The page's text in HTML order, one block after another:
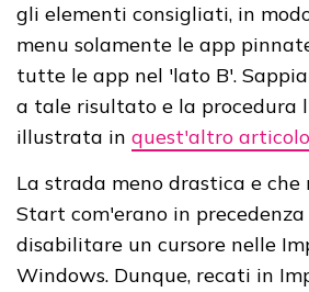
gli elementi consigliati, in
menu solamente le app
tutte le app nel 'lato B'.
a tale risultato e la procedura
illustrata in quest'altro articolo
La strada meno drastica e che
Start com'erano in
disabilitare un cursore nelle
Windows. Dunque, recati in